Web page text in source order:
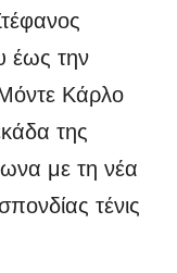
έως την
Κάρλο
της
με τη νέα
τένις